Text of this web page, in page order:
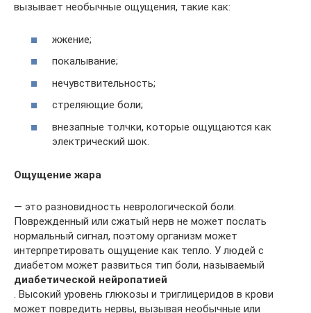
вызывает необычные ощущения, такие как:
жжение;
покалывание;
нечувствительность;
стреляющие боли;
внезапные толчки, которые ощущаются как
электрический шок.
Ощущение жара
— это разновидность неврологической боли.
Поврежденный или сжатый нерв не может послать
нормальный сигнал, поэтому организм может
интерпретировать ощущение как тепло. У людей с
диабетом может развиться тип боли, называемый
диабетической нейропатией
. Высокий уровень глюкозы и триглицеридов в крови
может повредить нервы, вызывая необычные или